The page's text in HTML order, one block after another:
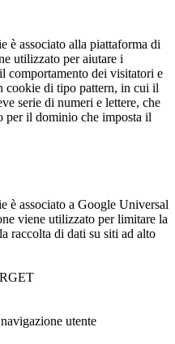
è associato alla piattaforma di
utilizzato per aiutare i
comportamento dei visitatori e
cookie di tipo pattern, in cui il
serie di numeri e lettere, che
per il dominio che imposta il
è associato a Google Universal
viene utilizzato per limitare la
raccolta di dati su siti ad alto
utente